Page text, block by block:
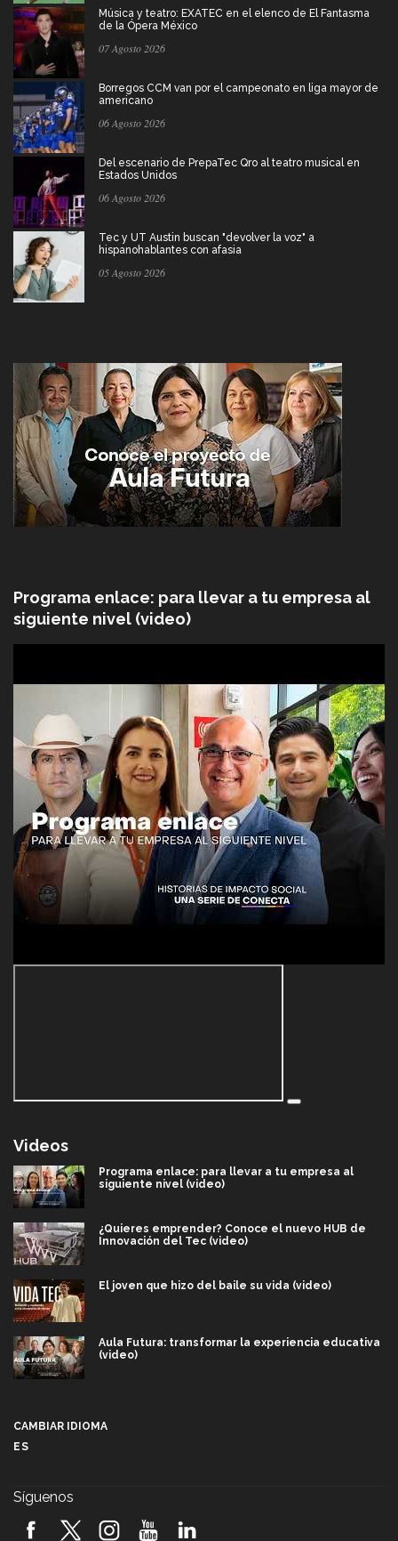
Música y teatro: EXATEC en el elenco de El Fantasma
de la Ópera México
07 Agosto 2026
Borregos CCM van por el campeonato en liga mayor de
americano
06 Agosto 2026
Del escenario de PrepaTec Qro al teatro musical en
Estados Unidos
06 Agosto 2026
Tec y UT Austin buscan "devolver la voz" a
hispanohablantes con afasia
05 Agosto 2026
Programa enlace: para llevar a tu empresa al
siguiente nivel (video)
Videos
Programa enlace: para llevar a tu empresa al
siguiente nivel (video)
¿Quieres emprender? Conoce el nuevo HUB de
Innovación del Tec (video)
El joven que hizo del baile su vida (video)
Aula Futura: transformar la experiencia educativa
(video)
2026! (video)
CAMBIAR IDIOMA
ES
Síguenos